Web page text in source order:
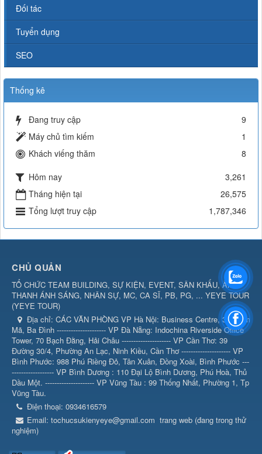
Đối tác
Tuyển dụng
SEO
Thống kê
Đang truy cập
9
Máy chủ tìm kiếm
1
Khách viếng thăm
8
Hôm nay
3,261
Tháng hiện tại
26,575
Tổng lượt truy cập
1,787,346
CHỦ QUẢN
TỔ CHỨC TEAM BUILDING, SỰ KIỆN, EVENT, SÂN KHẤU, ÂM
THANH ÁNH SÁNG, NHÂN SỰ, MC, CA SĨ, PB, PG, ... YEYE TOUR
(YEYE TOUR)
Địa chỉ: CÁC VĂN PHÒNG VP Hà Nội: Business Centre, 360 Kim
Mã, Ba Đình --------------------- VP Đà Nẵng: Indochina Riverside Office
Tower, 70 Bạch Đằng, Hải Châu --------------------- VP Cần Thơ: 39
Đường 30/4, Phường An Lạc, Ninh Kiều, Cần Thơ --------------------- VP
Bình Phước: 988 Phú Riềng Đỏ, Tân Xuân, Đồng Xoài, Bình Phước ---
------------------ VP Bình Dương : 110 Đại Lộ Bình Dương, Phú Hoà, Thủ
Dầu Một. --------------------- VP Vũng Tàu : 99 Thống Nhất, Phường 1, Tp
Vũng Tàu.
Điện thoại: 0934616579
Email: tochucsukienyeye@gmail.com trang web (đang trong thử
nghiệm)